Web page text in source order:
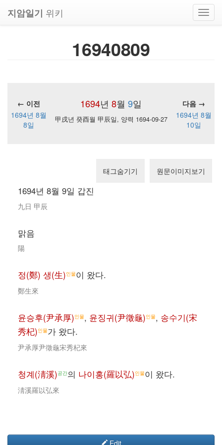
지암일기 위키
16940809
1694년 8월 9일
← 이전
다음 →
1694년 8월
8일
甲戌년 癸酉월 甲辰일, 양력 1694-09-27
1694년 8월
10일
태그숨기기 원문이미지보기
1694년 8월 9일 갑진
九日 甲辰
맑음
陽
정(鄭) 생(生)인물이 왔다.
鄭生來
윤승후(尹承厚)인물, 윤징귀(尹徵龜)인물, 송수기(宋
秀杞)인물가 왔다.
尹承厚尹徵龜宋秀杞來
청계(淸溪)공간의 나이홍(羅以弘)인물이 왔다.
淸溪羅以弘來